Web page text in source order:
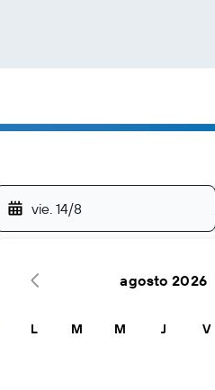
vie. 14/8
agosto 2026
L M M J V